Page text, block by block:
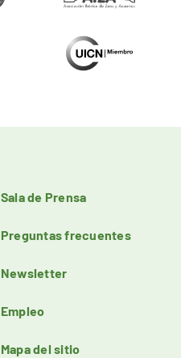
Sala de Prensa
Preguntas frecuentes
Newsletter
Empleo
Mapa del sitio